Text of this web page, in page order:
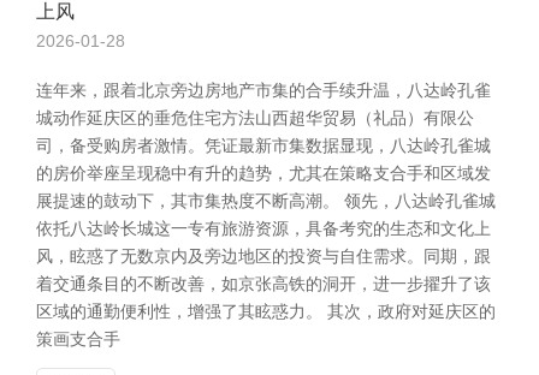
上风
2026-01-28
连年来，跟着北京旁边房地产市集的合手续升温，八达岭孔雀
城动作延庆区的垂危住宅方法山西超华贸易（礼品）有限公
司，备受购房者激情。凭证最新市集数据显现，八达岭孔雀城
的房价举座呈现稳中有升的趋势，尤其在策略支合手和区域发
展提速的鼓动下，其市集热度不断高潮。 领先，八达岭孔雀城
依托八达岭长城这一专有旅游资源，具备考究的生态和文化上
风，眩惑了无数京内及旁边地区的投资与自住需求。同期，跟
着交通条目的不断改善，如京张高铁的洞开，进一步擢升了该
区域的通勤便利性，增强了其眩惑力。 其次，政府对延庆区的
策画支合手